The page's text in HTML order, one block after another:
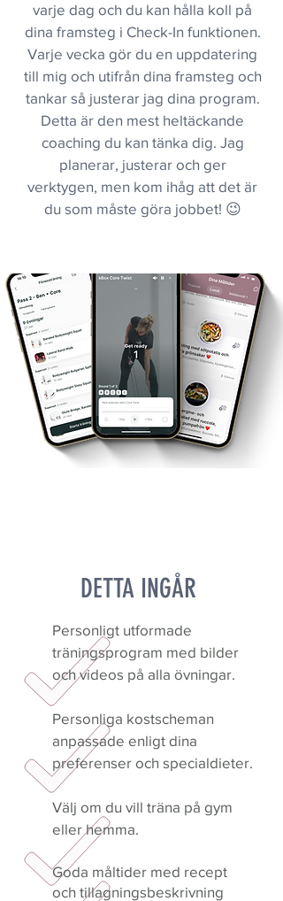
varje dag och du kan hålla koll på
dina framsteg i Check-In funktionen.
Varje vecka gör du en uppdatering
till mig och utifrån dina framsteg och
tankar så justerar jag dina program.
Detta är den mest heltäckande
coaching du kan tänka dig. Jag
planerar, justerar och ger
verktygen, men kom ihåg att det är
du som måste göra jobbet! 😉
DETTA INGÅR
Personligt utformade
träningsprogram med bilder
och videos på alla övningar.
Personliga kostscheman
anpassade enligt dina
preferenser och specialdieter.
Välj om du vill träna på gym
eller hemma.
Goda måltider med recept
och tillagningsbeskrivning